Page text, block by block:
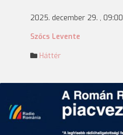
2025. december 29. , 09:00
Szőcs Levente
Háttér